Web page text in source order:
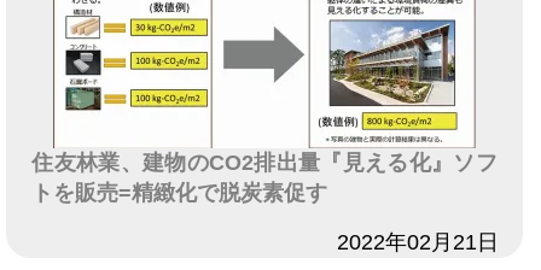
住友林業、建物のCO2排出量『見える化』ソフ
トを販売=精緻化で脱炭素促す
2022年02月21日